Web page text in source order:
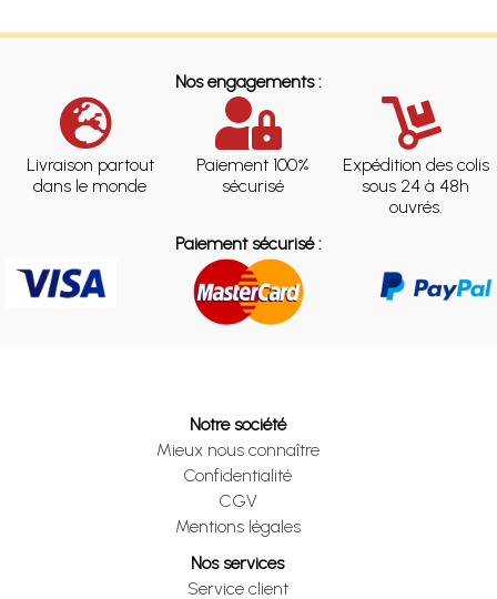
Nos engagements :
Livraison partout
dans le monde
Paiement 100%
sécurisé
Expédition des colis
sous 24 à 48h
ouvrés.
Paiement sécurisé :
Notre société
Mieux nous connaître
Confidentialité
CGV
Mentions légales
Nos services
Service client